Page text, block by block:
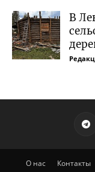
В
О нас Контакты